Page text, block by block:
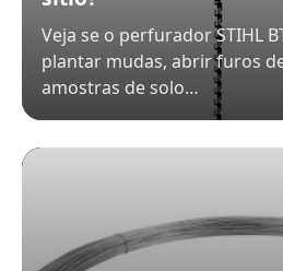
Veja se o perfurador STIHL
plantar mudas, abrir furos
amostras de solo…